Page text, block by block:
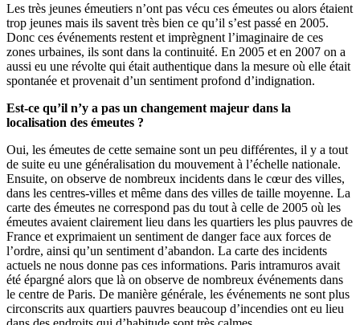
Les très jeunes émeutiers n’ont pas vécu ces émeutes ou alors étaient
trop jeunes mais ils savent très bien ce qu’il s’est passé en 2005.
Donc ces événements restent et imprègnent l’imaginaire de ces
zones urbaines, ils sont dans la continuité. En 2005 et en 2007 on a
aussi eu une révolte qui était authentique dans la mesure où elle était
spontanée et provenait d’un sentiment profond d’indignation.
Est-ce qu’il n’y a pas un changement majeur dans la
localisation des émeutes ?
Oui, les émeutes de cette semaine sont un peu différentes, il y a tout
de suite eu une généralisation du mouvement à l’échelle nationale.
Ensuite, on observe de nombreux incidents dans le cœur des villes,
dans les centres-villes et même dans des villes de taille moyenne. La
carte des émeutes ne correspond pas du tout à celle de 2005 où les
émeutes avaient clairement lieu dans les quartiers les plus pauvres de
France et exprimaient un sentiment de danger face aux forces de
l’ordre, ainsi qu’un sentiment d’abandon. La carte des incidents
actuels ne nous donne pas ces informations. Paris intramuros avait
été épargné alors que là on observe de nombreux événements dans
le centre de Paris. De manière générale, les événements ne sont plus
circonscrits aux quartiers pauvres beaucoup d’incendies ont eu lieu